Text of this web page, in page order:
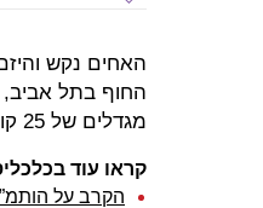
האחים נקש
החוף בתל אביב,
מגדלים של 25 קומות עם עשרות חדרי מלון ודירות יוקרה, בתכנון האדריכל אבנר ישר.
קראו עוד
הקרב על